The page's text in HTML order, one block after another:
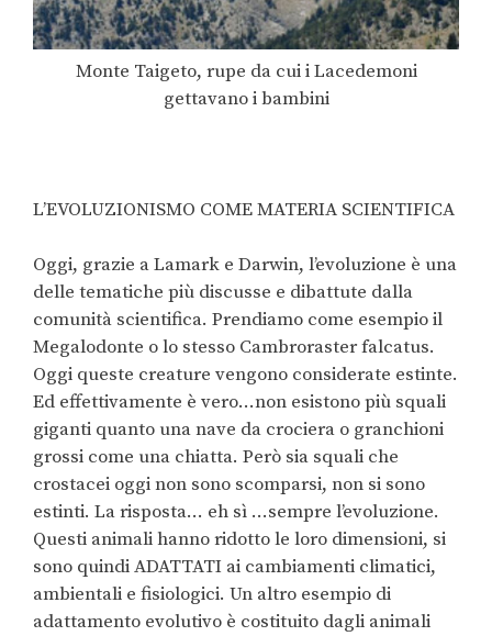
Monte Taigeto, rupe da cui i Lacedemoni
gettavano i bambini
L’EVOLUZIONISMO COME MATERIA SCIENTIFICA
Oggi, grazie a Lamark e Darwin, l’evoluzione è una
delle tematiche più discusse e dibattute dalla
comunità scientifica. Prendiamo come esempio il
Megalodonte o lo stesso Cambroraster falcatus.
Oggi queste creature vengono considerate estinte.
Ed effettivamente è vero…non esistono più squali
giganti quanto una nave da crociera o granchioni
grossi come una chiatta. Però sia squali che
crostacei oggi non sono scomparsi, non si sono
estinti. La risposta… eh sì …sempre l’evoluzione.
Questi animali hanno ridotto le loro dimensioni, si
sono quindi ADATTATI ai cambiamenti climatici,
ambientali e fisiologici. Un altro esempio di
adattamento evolutivo è costituito dagli animali